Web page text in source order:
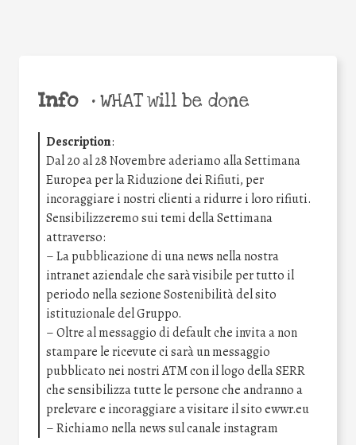
Info •WHAT will be done
Description:
Dal 20 al 28 Novembre aderiamo alla Settimana
Europea per la Riduzione dei Rifiuti, per
incoraggiare i nostri clienti a ridurre i loro rifiuti.
Sensibilizzeremo sui temi della Settimana
attraverso:
– La pubblicazione di una news nella nostra
intranet aziendale che sarà visibile per tutto il
periodo nella sezione Sostenibilità del sito
istituzionale del Gruppo.
– Oltre al messaggio di default che invita a non
stampare le ricevute ci sarà un messaggio
pubblicato nei nostri ATM con il logo della SERR
che sensibilizza tutte le persone che andranno a
prelevare e incoraggiare a visitare il sito ewwr.eu
– Richiamo nella news sul canale instagram